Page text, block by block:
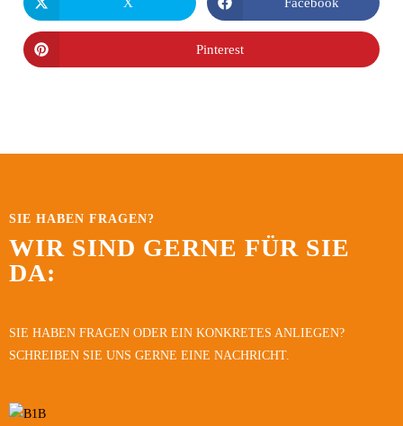
Pinterest
SIE HABEN FRAGEN?
WIR SIND GERNE FÜR SIE
DA:
SIE HABEN FRAGEN ODER EIN KONKRETES ANLIEGEN?
SCHREIBEN SIE UNS GERNE EINE NACHRICHT.